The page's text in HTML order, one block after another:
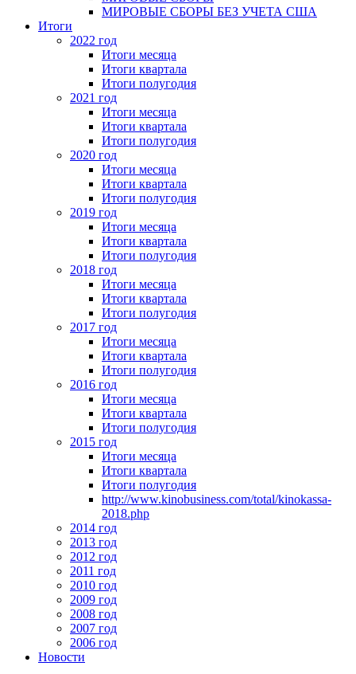
МИРОВЫЕ СБОРЫ БЕЗ УЧЕТА США
Итоги
2022 год
Итоги месяца
Итоги квартала
Итоги полугодия
2021 год
Итоги месяца
Итоги квартала
Итоги полугодия
2020 год
Итоги месяца
Итоги квартала
Итоги полугодия
2019 год
Итоги месяца
Итоги квартала
Итоги полугодия
2018 год
Итоги месяца
Итоги квартала
Итоги полугодия
2017 год
Итоги месяца
Итоги квартала
Итоги полугодия
2016 год
Итоги месяца
Итоги квартала
Итоги полугодия
2015 год
Итоги месяца
Итоги квартала
Итоги полугодия
http://www.kinobusiness.com/total/kinokassa-
2018.php
2014 год
2013 год
2012 год
2011 год
2010 год
2009 год
2008 год
2007 год
2006 год
Новости